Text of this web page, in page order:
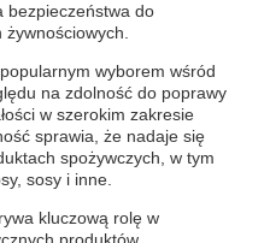
bezpieczeństwa do
wyborem wśród
na zdolność do poprawy
w szerokim zakresie
sprawia, że nadaje się
spożywczych, w tym
sosy i inne.
kluczową rolę w